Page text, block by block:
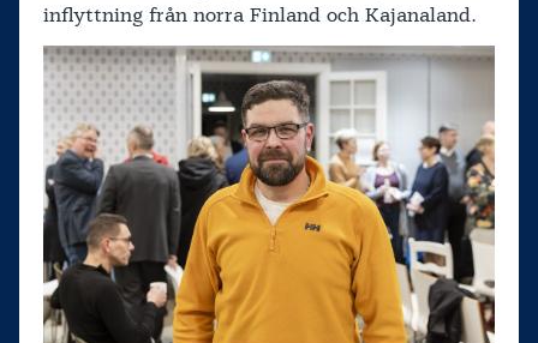
inflyttning från norra Finland och Kajanaland.